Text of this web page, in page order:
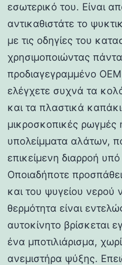
εσωτερικό του. Είναι
αντικαθιστάτε το
με τις οδηγίες του
χρησιμοποιώντας
προδιαγεγραμμένο
ελέγχετε συχνά τα
και τα πλαστικά
μικροσκοπικές ρωγμές
υπολείμματα αλάτων,
επικείμενη διαρροή
Οποιαδήποτε
και του ψυγείου
θερμότητα είναι
αυτοκίνητο βρίσκεται
ένα μποτιλιάρισμα,
ανεμιστήρα ψύξης.